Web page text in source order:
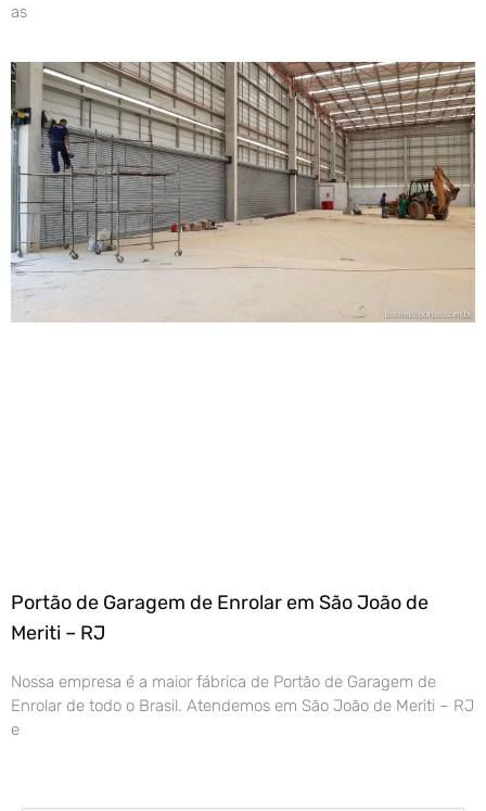
as
Portão de Garagem de Enrolar em São João de
Meriti – RJ
Nossa empresa é a maior fábrica de Portão de Garagem de
Enrolar de todo o Brasil. Atendemos em São João de Meriti – RJ
e